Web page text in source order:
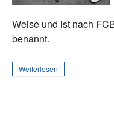
Weise und ist nach
benannt.
Weiterlesen